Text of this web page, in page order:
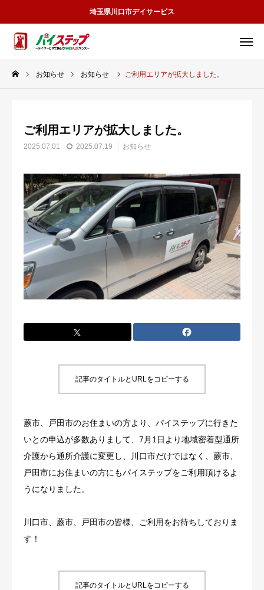
埼玉県川口市デイサービス
お知らせ お知らせ ご利用エリアが拡大しました。
ご利用エリアが拡大しました。
2025.07.01 2025.07.19 お知らせ
記事のタイトルとURLをコピーする
蕨市、戸田市のお住まいの方より、パイステップに行きた
いとの申込が多数ありまして、7月1日より地域密着型通所
介護から通所介護に変更し、川口市だけではなく、蕨市、
戸田市にお住まいの方にもパイステップをご利用頂けるよ
うになりました。
川口市、蕨市、戸田市の皆様、ご利用をお待ちしておりま
す！
記事のタイトルとURLをコピーする
見学予約
アクセス
施設案内
職場環境等要件の公表について
予約見学
お問合せ
アクセス